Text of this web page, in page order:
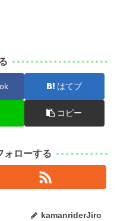
はてブ
コピー
ローする
kamanriderJiro